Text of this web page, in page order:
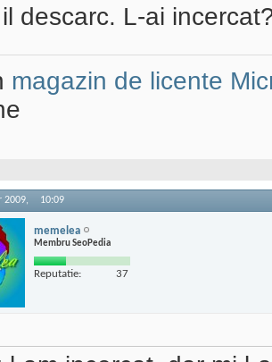
descarc. L-ai
magazin de licente
2009, 10:09
memelea
Membru SeoPedia
Reputatie: 37